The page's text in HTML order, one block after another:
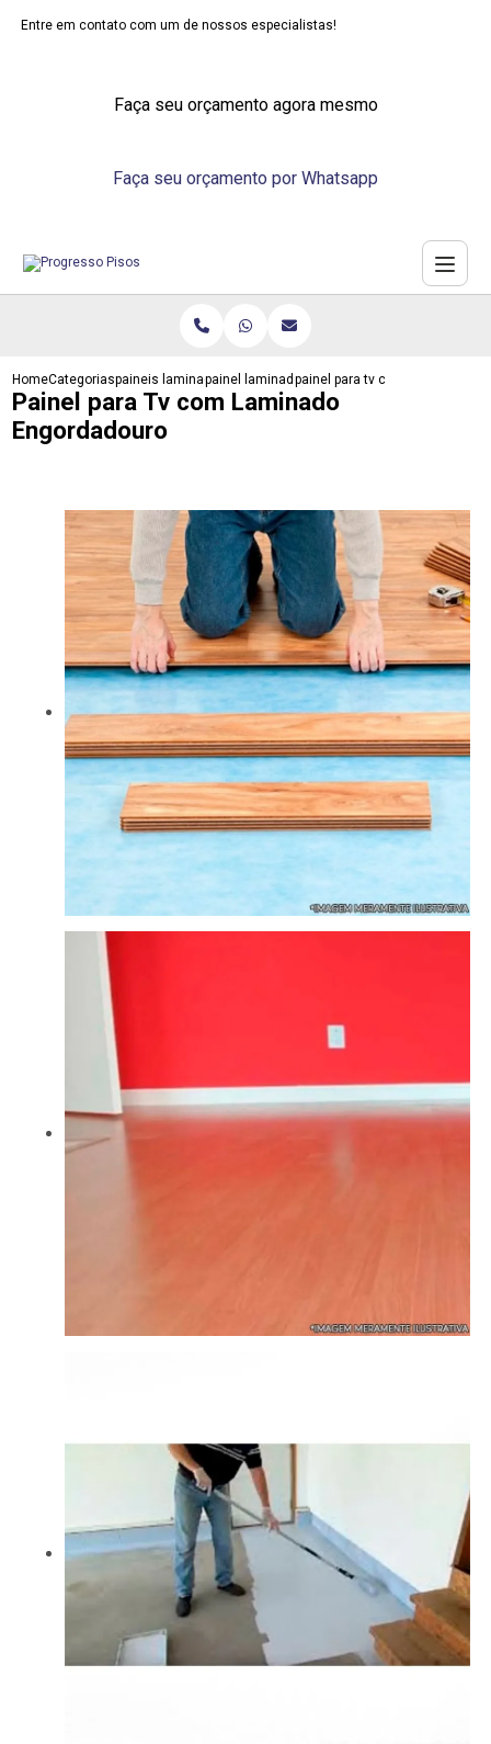
Entre em contato com um de nossos especialistas!
Faça seu orçamento agora mesmo
Faça seu orçamento por Whatsapp
HomeCategoriaspaineis laminadospainel laminado para paredepainel para tv com laminado
Painel para Tv com Laminado
Engordadouro